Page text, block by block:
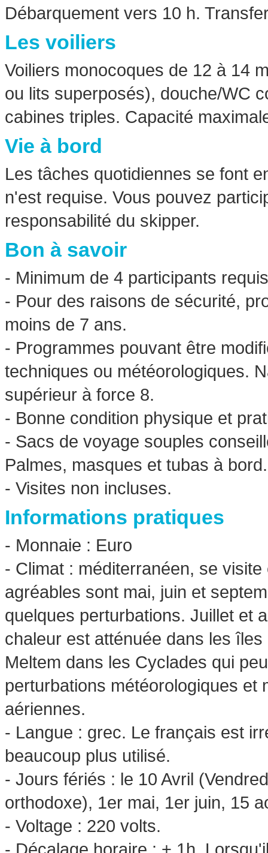
Débarquement vers 10 h.
Les voiliers
Voiliers monocoques de 12 à 14
ou lits superposés), douche/WC
cabines triples. Capacité
Vie à bord
Les tâches quotidiennes se font
n'est requise. Vous pouvez
responsabilité du skipper.
Bon à savoir
- Minimum de 4 participants
- Pour des raisons de sécurité,
moins de 7 ans.
- Programmes pouvant être
techniques ou météorologiques.
supérieur à force 8.
- Bonne condition physique et
- Sacs de voyage souples
Palmes, masques et tubas à bord.
- Visites non incluses.
Informations pratiques
- Monnaie : Euro
- Climat : méditerranéen, se
agréables sont mai, juin et
quelques perturbations. Juillet et
chaleur est atténuée dans les
Meltem dans les Cyclades qui
perturbations météorologiques et
aériennes.
- Langue : grec. Le français est
beaucoup plus utilisé.
- Jours fériés : le 10 Avril
orthodoxe), 1er mai, 1er juin, 15
- Voltage : 220 volts.
- Décalage horaire : + 1h.